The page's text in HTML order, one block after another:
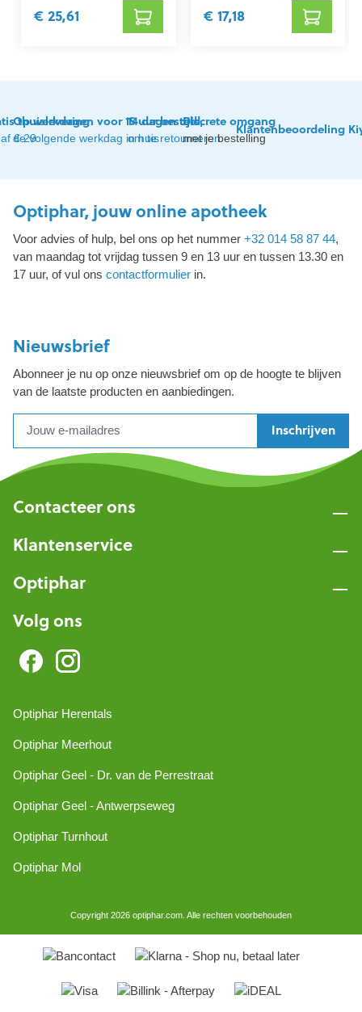
€ 25,61 € 17,18
thuislevering
€ 29
Op werkdagen voor 15 uur besteld,
de volgende werkdag in huis
14 dagen tijd
om te retourneren
Discrete omgang
met je bestelling
Klantenbeoordeling
Optiphar, jouw online apotheek
Voor advies of hulp, bel ons op het nummer +32 014 58 87 44,
van maandag tot vrijdag tussen 9 en 13 uur en tussen 13.30 en
17 uur, of vul ons contactformulier in.
Nieuwsbrief
Abonneer je nu op onze nieuwsbrief om op de hoogte te blijven
van de laatste producten en aanbiedingen.
Inschrijven
Contacteer ons
Klantenservice
Optiphar
Volg ons
Optiphar Herentals
Optiphar Meerhout
Optiphar Geel - Dr. van de Perrestraat
Optiphar Geel - Antwerpseweg
Optiphar Turnhout
Optiphar Mol
Copyright 2026 optiphar.com. Alle rechten voorbehouden